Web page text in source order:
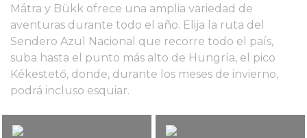
Mátra y Bükk ofrece una amplia variedad de
aventuras durante todo el año. Elija la ruta del
Sendero Azul Nacional que recorre todo el país,
suba hasta el punto más alto de Hungría, el pico
Kékestető, donde, durante los meses de invierno,
podrá incluso esquiar.